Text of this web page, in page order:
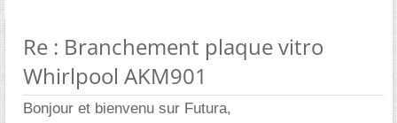
Re : Branchement plaque vitro
Whirlpool AKM901
Bonjour et bienvenu sur Futura,